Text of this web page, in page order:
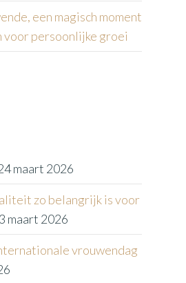
een magisch moment
voor persoonlijke groei
maart 2026
zo belangrijk is voor
3 maart 2026
vrouwendag